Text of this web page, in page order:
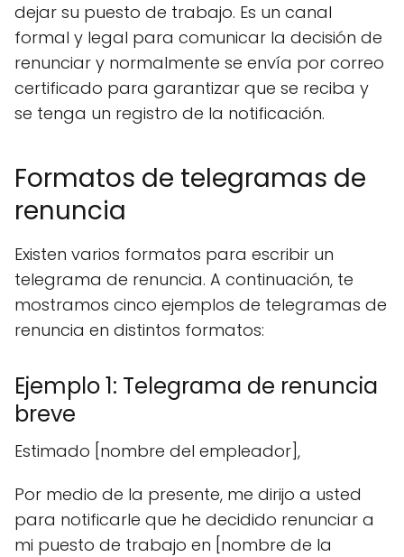
dejar su puesto de trabajo. Es un canal
formal y legal para comunicar la decisión de
renunciar y normalmente se envía por correo
certificado para garantizar que se reciba y
se tenga un registro de la notificación.
Formatos de telegramas de
renuncia
Existen varios formatos para escribir un
telegrama de renuncia. A continuación, te
mostramos cinco ejemplos de telegramas de
renuncia en distintos formatos:
Ejemplo 1: Telegrama de renuncia
breve
Estimado [nombre del empleador],
Por medio de la presente, me dirijo a usted
para notificarle que he decidido renunciar a
mi puesto de trabajo en [nombre de la